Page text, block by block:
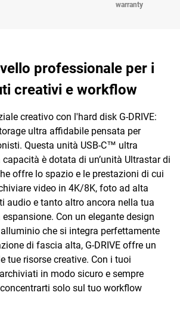
warranty
professionale per i
creativi e workflow
creativo con l'hard disk G-DRIVE:
ultra affidabile pensata per
Questa unità USB-C™ ultra
è dotata di un’unità Ultrastar di
offre lo spazio e le prestazioni di cui
video in 4K/8K, foto ad alta
audio e tanto altro ancora nella tua
Con un elegante design
che si integra perfettamente
di fascia alta, G-DRIVE offre un
tue risorse creative. Con i tuoi
in modo sicuro e sempre
solo sul tuo workflow